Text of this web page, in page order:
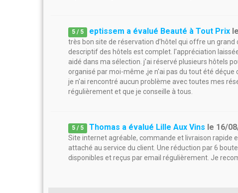
5 / 5 eptissem a évalué Beauté à Tout Prix le
très bon site de réservation d’hôtel qui offre un
descriptif des hôtels est complet. l'appréciation
aidé dans ma sélection. j'ai réservé plusieurs hôtels
organisé par moi-même ,je n'ai pas du tout été déçue
je n'ai rencontré aucun problème avec toutes mes
régulièrement et que je conseille à tous.
5 / 5 Thomas a évalué Lille Aux Vins le 16/
Site internet agréable, commande et livraison rapide
attaché au service du client. Une réduction par 6
disponibles et reçus par email régulièrement. Je